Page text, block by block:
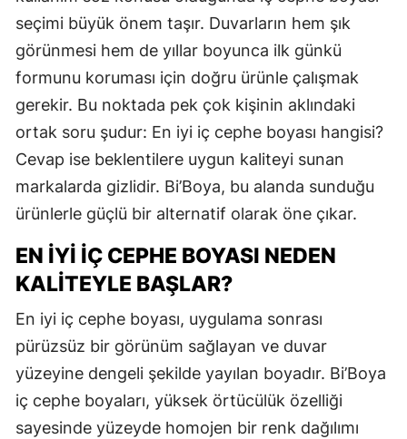
seçimi büyük önem taşır. Duvarların hem şık
görünmesi hem de yıllar boyunca ilk günkü
formunu koruması için doğru ürünle çalışmak
gerekir. Bu noktada pek çok kişinin aklındaki
ortak soru şudur: En iyi iç cephe boyası hangisi?
Cevap ise beklentilere uygun kaliteyi sunan
markalarda gizlidir. Bi’Boya, bu alanda sunduğu
ürünlerle güçlü bir alternatif olarak öne çıkar.
EN İYI İÇ CEPHE BOYASI NEDEN
KALITEYLE BAŞLAR?
En iyi iç cephe boyası, uygulama sonrası
pürüzsüz bir görünüm sağlayan ve duvar
yüzeyine dengeli şekilde yayılan boyadır. Bi’Boya
iç cephe boyaları, yüksek örtücülük özelliği
sayesinde yüzeyde homojen bir renk dağılımı